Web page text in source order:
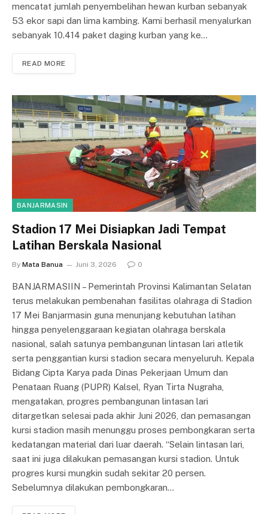
mencatat jumlah penyembelihan hewan kurban sebanyak
53 ekor sapi dan lima kambing. Kami berhasil menyalurkan
sebanyak 10.414 paket daging kurban yang ke…
READ MORE
BANJARMASIN
Stadion 17 Mei Disiapkan Jadi Tempat
Latihan Berskala Nasional
By Mata Banua Juni 3, 2026 0
BANJARMASIIN – Pemerintah Provinsi Kalimantan Selatan
terus melakukan pembenahan fasilitas olahraga di Stadion
17 Mei Banjarmasin guna menunjang kebutuhan latihan
hingga penyelenggaraan kegiatan olahraga berskala
nasional, salah satunya pembangunan lintasan lari atletik
serta penggantian kursi stadion secara menyeluruh. Kepala
Bidang Cipta Karya pada Dinas Pekerjaan Umum dan
Penataan Ruang (PUPR) Kalsel, Ryan Tirta Nugraha,
mengatakan, progres pembangunan lintasan lari
ditargetkan selesai pada akhir Juni 2026, dan pemasangan
kursi stadion masih menunggu proses pembongkaran serta
kedatangan material dari luar daerah. “Selain lintasan lari,
saat ini juga dilakukan pemasangan kursi stadion. Untuk
progres kursi mungkin sudah sekitar 20 persen.
Sebelumnya dilakukan pembongkaran…